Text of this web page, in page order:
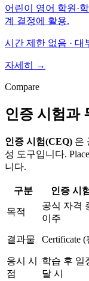
어린이 영어 학원·
계 결정에 활용.
시간 제한 없음 · 대
자세히 →
Compare
인증 시험과
인증 시험(CEQ) 은
성 도구입니다.
니다.
구분 인증 시
목적
공식 자격
이주
결과물 Certificate
응시 시
점
학습 후 일
달 시